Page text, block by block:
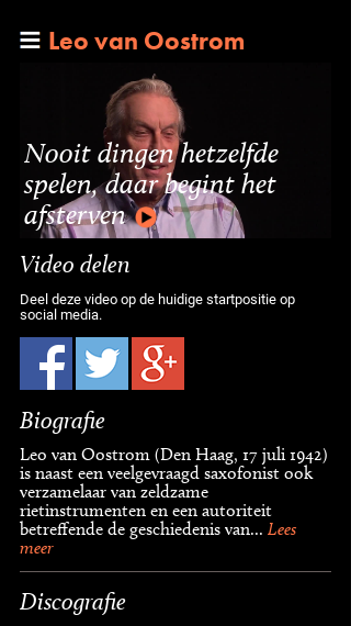
Leo van Oostrom
Nooit dingen hetzelfde
spelen, daar begint het
afsterven
Video delen
Deel deze video op de huidige startpositie op
social media.
Biografie
Leo van Oostrom (Den Haag, 17 juli 1942)
is naast een veelgevraagd saxofonist ook
verzamelaar van zeldzame
rietinstrumenten en een autoriteit
betreffende de geschiedenis van... Lees
meer
Discografie